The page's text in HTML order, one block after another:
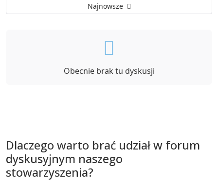
Najnowsze
Obecnie brak tu dyskusji
Dlaczego warto brać udział w forum
dyskusyjnym naszego
stowarzyszenia?